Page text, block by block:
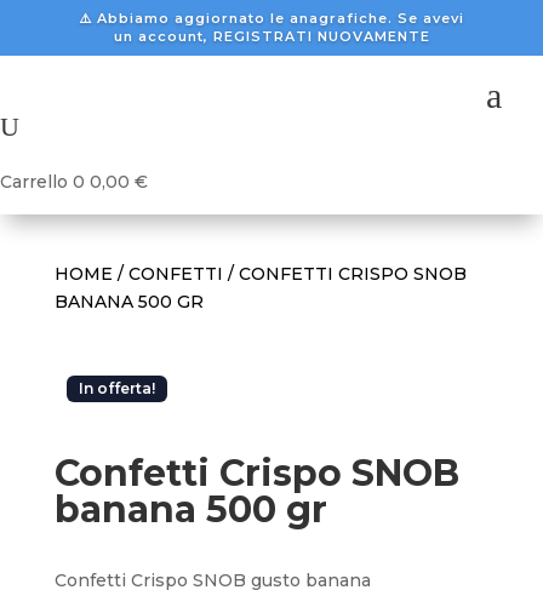
⚠️ Abbiamo aggiornato le anagrafiche. Se avevi
un account, REGISTRATI NUOVAMENTE
a
U
Carrello 0 0,00 €
HOME / CONFETTI / CONFETTI CRISPO SNOB
BANANA 500 GR
In offerta!
Confetti Crispo SNOB
banana 500 gr
Confetti Crispo SNOB gusto banana